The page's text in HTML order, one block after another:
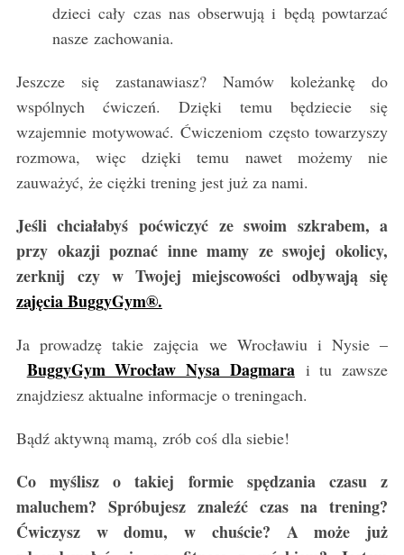
dzieci cały czas nas obserwują i będą powtarzać
nasze zachowania.
Jeszcze się zastanawiasz? Namów koleżankę do
wspólnych ćwiczeń. Dzięki temu będziecie się
wzajemnie motywować. Ćwiczeniom często towarzyszy
rozmowa, więc dzięki temu nawet możemy nie
zauważyć, że ciężki trening jest już za nami.
Jeśli chciałabyś poćwiczyć ze swoim szkrabem, a
przy okazji poznać inne mamy ze swojej okolicy,
zerknij czy w Twojej miejscowości odbywają się
zajęcia BuggyGym®.
Ja prowadzę takie zajęcia we Wrocławiu i Nysie –
BuggyGym Wrocław Nysa Dagmara i tu zawsze
znajdziesz aktualne informacje o treningach.
Bądź aktywną mamą, zrób coś dla siebie!
Co myślisz o takiej formie spędzania czasu z
maluchem? Spróbujesz znaleźć czas na trening?
Ćwiczysz w domu, w chuście? A może już
a
c
h
f
o